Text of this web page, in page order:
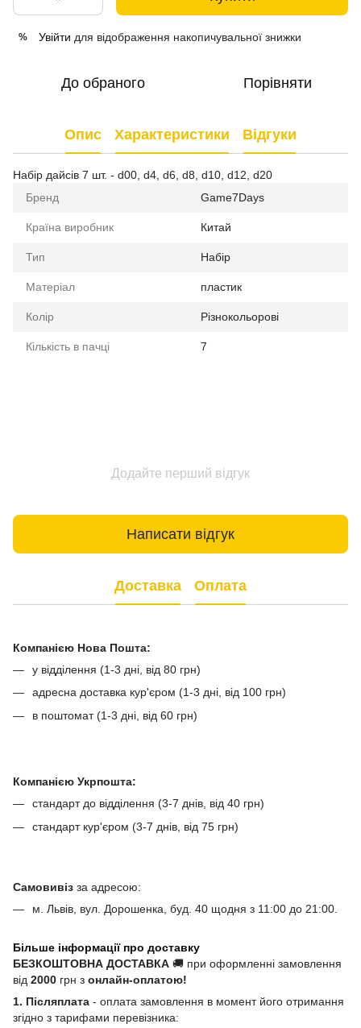
% Увійти для відображення накопичувальної знижки
До обраного Порівняти
Опис Характеристики Відгуки
Набір дайсів 7 шт. - d00, d4, d6, d8, d10, d12, d20
Бренд
Game7Days
Країна виробник Китай
Тип Набір
Матеріал пластик
Колір Різнокольорові
Кількість в пачці 7
Додайте перший відгук
Написати відгук
Доставка Оплата
Компанією Нова Пошта:
у відділення (1-3 дні, від 80 грн)
адресна доставка кур'єром (1-3 дні, від 100 грн)
в поштомат (1-3 дні, від 60 грн)
Компанією Укрпошта:
стандарт до відділення (3-7 днів, від 40 грн)
стандарт кур'єром (3-7 днів, від 75 грн)
Самовивіз за адресою:
м. Львів, вул. Дорошенка, буд. 40 щодня з 11:00 до 21:00.
Більше інформації про доставку
БЕЗКОШТОВНА ДОСТАВКА 🚚 при оформленні замовлення
від 2000 грн з онлайн-оплатою!
1. Післяплата - оплата замовлення в момент його отримання
згідно з тарифами перевізника: